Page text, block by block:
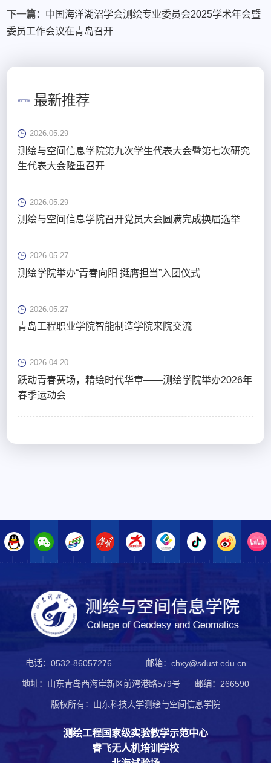
下一篇： 中国海洋湖沼学会测绘专业委员会2025学术年会暨
委员工作会议在青岛召开
最新推荐
2026.05.29
测绘与空间信息学院第九次学生代表大会暨第七次研究
生代表大会隆重召开
2026.05.29
测绘与空间信息学院召开党员大会圆满完成换届选举
2026.05.27
测绘学院举办“青春向阳 挺膺担当”入团仪式
2026.05.27
青岛工程职业学院智能制造学院来院交流
2026.04.20
跃动青春赛场，精绘时代华章——测绘学院举办2026年
春季运动会
电话：0532-86057276 邮箱：chxy@sdust.edu.cn
地址：山东青岛西海岸新区前湾港路579号 邮编：266590
版权所有：山东科技大学测绘与空间信息学院
测绘工程国家级实验教学示范中心
睿飞无人机培训学校